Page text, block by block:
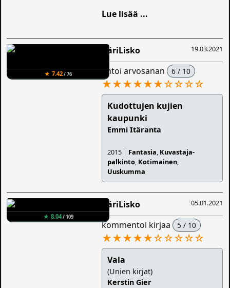
Lue lisää ...
★ 7.42/ 76
19.03.2021
ÄäriLisko
antoi arvosanan 6 / 10
★★★★★★☆☆☆☆
Kudottujen kujien
kaupunki
Emmi Itäranta
2015 | Fantasia, Kuvastaja-
palkinto, Kotimainen,
Uuskumma
★ 8.04/ 109
05.01.2021
ÄäriLisko
kommentoi kirjaa 5 / 10
★★★★★☆☆☆☆☆
Vala
(Unien kirjat)
Kerstin Gier